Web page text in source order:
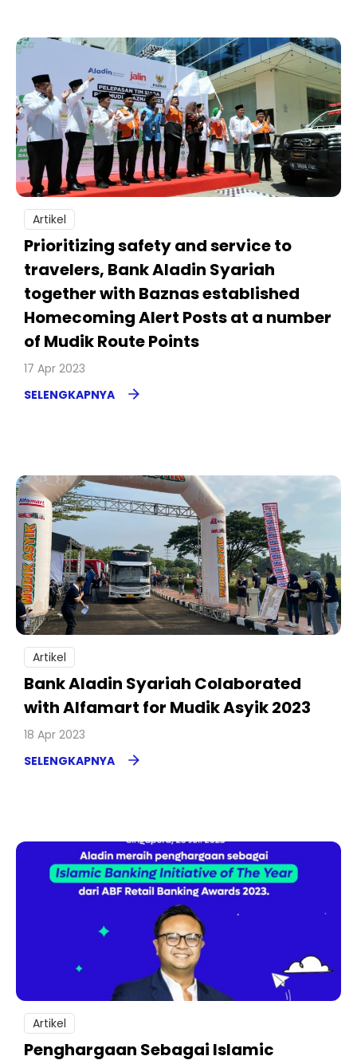
Artikel
Prioritizing safety and service to
travelers, Bank Aladin Syariah
together with Baznas established
Homecoming Alert Posts at a number
of Mudik Route Points
17 Apr 2023
SELENGKAPNYA
Artikel
Bank Aladin Syariah Colaborated
with Alfamart for Mudik Asyik 2023
18 Apr 2023
SELENGKAPNYA
Artikel
Penghargaan Sebagai Islamic